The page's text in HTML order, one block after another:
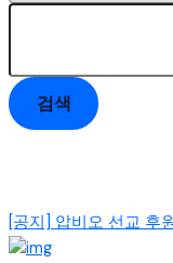
검색
[공지] 압비오 선교 후